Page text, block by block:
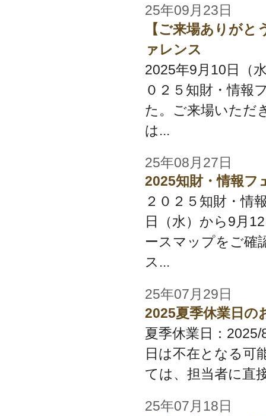
25年09月23日
【ご来場ありが
ァレンス
2025年9月10日（
０２５知財・情報
た。ご来場いただ
は...
25年08月27日
2025知財・情報フ
２０２５知財・情
日（水）から9月
ースマップをご確
ス...
25年07月29日
2025夏季休業日の
夏季休業日：
日は不在となる可
ては、担当者に直
25年07月18日